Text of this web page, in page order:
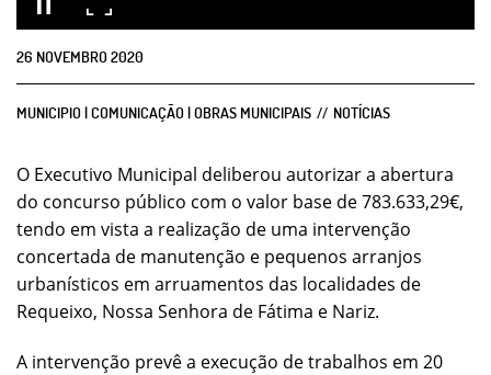
26 NOVEMBRO2020
MUNICIPIO | COMUNICAÇÃO | OBRAS MUNICIPAIS NOTÍCIAS
O Executivo Municipal deliberou autorizar a abertura
do concurso público com o valor base de 783.633,29€,
tendo em vista a realização de uma intervenção
concertada de manutenção e pequenos arranjos
urbanísticos em arruamentos das localidades de
Requeixo, Nossa Senhora de Fátima e Nariz.
A intervenção prevê a execução de trabalhos em 20